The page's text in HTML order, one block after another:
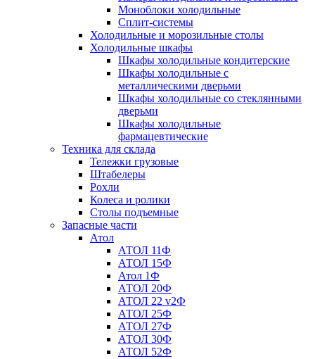
Моноблоки холодильные
Сплит-системы
Холодильные и морозильные столы
Холодильные шкафы
Шкафы холодильные кондитерские
Шкафы холодильные с
металлическими дверьми
Шкафы холодильные со стеклянными
дверьми
Шкафы холодильные
фармацевтические
Техника для склада
Тележки грузовые
Штабелеры
Рохли
Колеса и ролики
Столы подъемные
Запасные части
Атол
АТОЛ 11Ф
АТОЛ 15Ф
Атол 1Ф
АТОЛ 20Ф
АТОЛ 22 v2Ф
АТОЛ 25Ф
АТОЛ 27Ф
АТОЛ 30Ф
АТОЛ 52Ф